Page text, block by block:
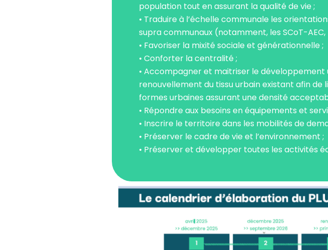
population tout en assurant la qualité de vie ;
• Traduire à l’échelle communale les
supra communaux (notamment, les SCoT-AEC,
• Favoriser la mixité sociale et générationnelle ;
• Conforter la centralité ;
• Accompagner et maitriser le
renouvellement du tissu urbain existant afin de
formes urbaines assurant une densité
• Répondre aux besoins en équipements et
• Inscrire le territoire dans les mobilités de
• Préserver le cadre de vie et l’environnement ;
• Préserver et développer toutes les activités